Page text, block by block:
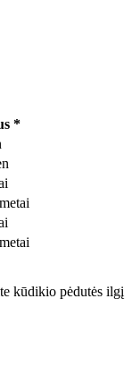
*
kūdikio pėdutės ilgį